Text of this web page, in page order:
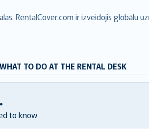
RentalCover.com ir izveidojis globālu
WHAT TO DO AT THE RENTAL DESK
to know